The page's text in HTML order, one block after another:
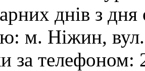
днів з
м. Ніжин,
за телефоном: